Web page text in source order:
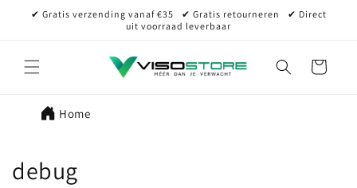
naar de
✔ Gratis verzending vanaf €35⠀✔ Gratis retourneren⠀✔ Direct
uit voorraad leverbaar
Winkelwagen
Home
C
debug